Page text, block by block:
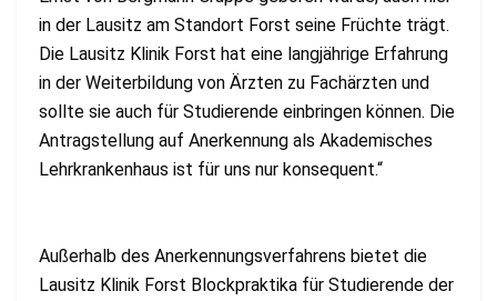
in der Lausitz am Standort Forst seine Früchte trägt.
Die Lausitz Klinik Forst hat eine langjährige Erfahrung
in der Weiterbildung von Ärzten zu Fachärzten und
sollte sie auch für Studierende einbringen können. Die
Antragstellung auf Anerkennung als Akademisches
Lehrkrankenhaus ist für uns nur konsequent.“
Außerhalb des Anerkennungsverfahrens bietet die
Lausitz Klinik Forst Blockpraktika für Studierende der